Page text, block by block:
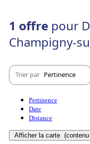
1 offre pour
Champigny-
Trier par Pertinence
Pertinence
Date
Distance
Afficher la carte